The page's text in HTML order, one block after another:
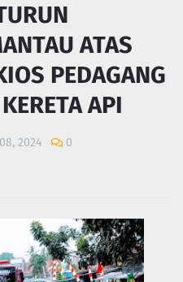
ATAS
PEDAGANG
API
2024 0